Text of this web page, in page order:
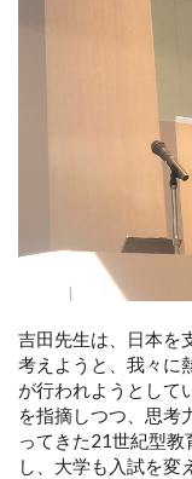
吉田先生は、日本を
考えようと、我々に
が行われようとして
を指摘しつつ、思考
ってきた21世紀型
し、大学も入試を変